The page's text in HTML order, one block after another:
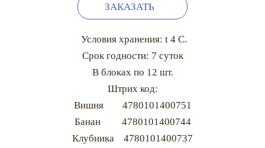
ЗАКАЗАТЬ
Условия хранения: t 4 С.
Срок годности: 7 суток
В блоках по 12 шт.
Штрих код:
Вишня 4780101400751
Банан 4780101400744
Клубника 4780101400737